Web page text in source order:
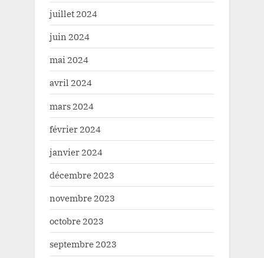
juillet 2024
juin 2024
mai 2024
avril 2024
mars 2024
février 2024
janvier 2024
décembre 2023
novembre 2023
octobre 2023
septembre 2023